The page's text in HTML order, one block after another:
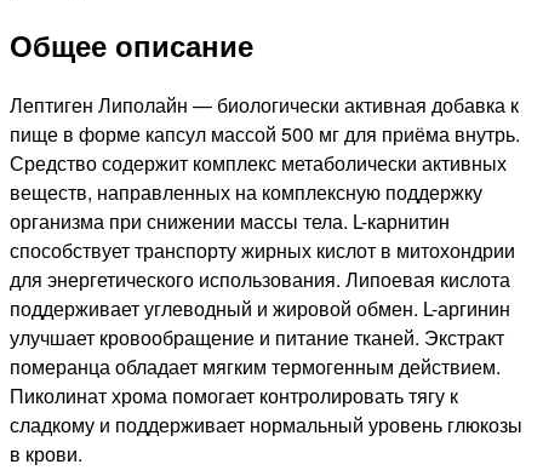
Общее описание
Лептиген Липолайн — биологически активная добавка к
пище в форме капсул массой 500 мг для приёма внутрь.
Средство содержит комплекс метаболически активных
веществ, направленных на комплексную поддержку
организма при снижении массы тела. L-карнитин
способствует транспорту жирных кислот в митохондрии
для энергетического использования. Липоевая кислота
поддерживает углеводный и жировой обмен. L-аргинин
улучшает кровообращение и питание тканей. Экстракт
померанца обладает мягким термогенным действием.
Пиколинат хрома помогает контролировать тягу к
сладкому и поддерживает нормальный уровень глюкозы
в крови.